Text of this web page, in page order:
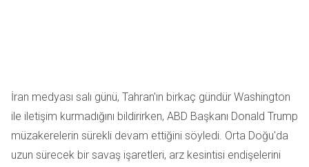
İran medyası salı günü, Tahran'ın birkaç gündür Washington
ile iletişim kurmadığını bildirirken, ABD Başkanı Donald Trump
müzakerelerin sürekli devam ettiğini söyledi. Orta Doğu'da
uzun sürecek bir savaş işaretleri, arz kesintisi endişelerini